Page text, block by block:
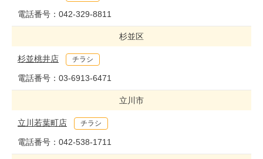
電話番号： 042-329-8811
杉並区
杉並桃井店 チラシ
電話番号： 03-6913-6471
立川市
立川若葉町店 チラシ
電話番号： 042-538-1711